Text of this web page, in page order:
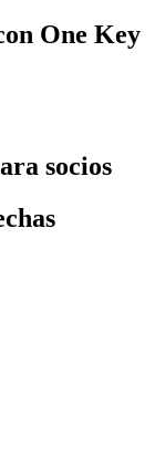
One Key
socios